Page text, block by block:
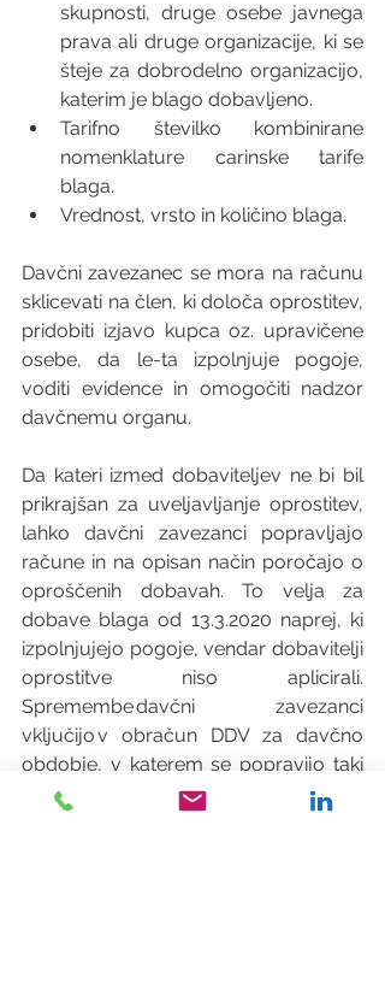
skupnosti, druge osebe javnega
prava ali druge organizacije, ki se
šteje za dobrodelno organizacijo,
katerim je blago dobavljeno.
Tarifno številko kombinirane
nomenklature carinske tarife
blaga.
Vrednost, vrsto in količino blaga.
Davčni zavezanec se mora na računu
sklicevati na člen, ki določa oprostitev,
pridobiti izjavo kupca oz. upravičene
osebe, da le-ta izpolnjuje pogoje,
voditi evidence in omogočiti nadzor
davčnemu organu.
Da kateri izmed dobaviteljev ne bi bil
prikrajšan za uveljavljanje oprostitev,
lahko davčni zavezanci popravljajo
račune in na opisan način poročajo o
oproščenih dobavah. To velja za
dobave blaga od 13.3.2020 naprej, ki
izpolnjujejo pogoje, vendar dobavitelji
oprostitve niso aplicirali.
Spremembe davčni zavezanci
vključijo v obračun DDV za davčno
obdobje, v katerem se popravijo taki
računi.